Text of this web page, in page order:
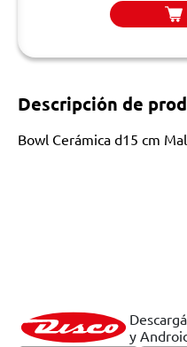
Descripción de
Bowl Cerámica d15 cm
y